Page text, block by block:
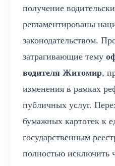
получение
регламентированы
законодательством.
затрагивающие тему
водителя Житомир,
изменения в рамках
публичных услуг.
бумажных картотек к
государственным
полностью исключить